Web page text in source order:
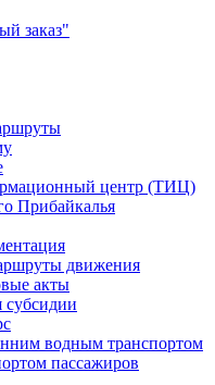
заказ"
центр (ТИЦ)
Прибайкалья
движения
акты
субсидии
водным транспортом
пассажиров